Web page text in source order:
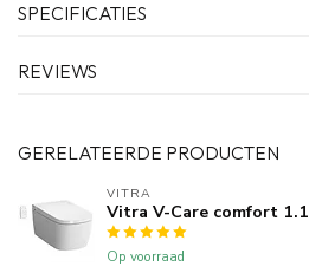
SPECIFICATIES
REVIEWS
GERELATEERDE PRODUCTEN
VITRA
Vitra V-Care comfort 1.1
Op voorraad